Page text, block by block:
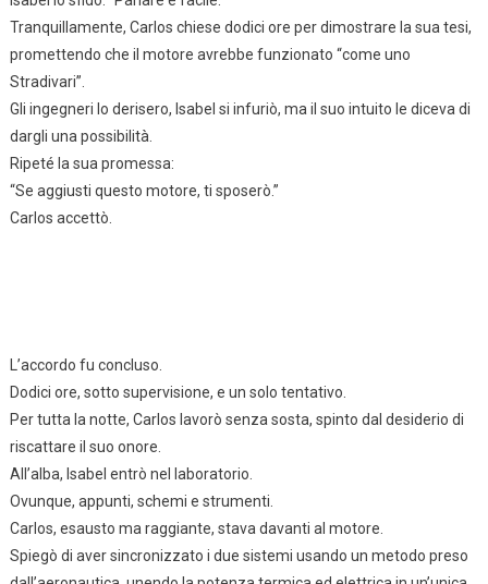
Tranquillamente, Carlos chiese dodici ore per dimostrare la sua tesi,
promettendo che il motore avrebbe funzionato “come uno
Stradivari”.
Gli ingegneri lo derisero, Isabel si infuriò, ma il suo intuito le diceva di
dargli una possibilità.
Ripeté la sua promessa:
“Se aggiusti questo motore, ti sposerò.”
Carlos accettò.
L’accordo fu concluso.
Dodici ore, sotto supervisione, e un solo tentativo.
Per tutta la notte, Carlos lavorò senza sosta, spinto dal desiderio di
riscattare il suo onore.
All’alba, Isabel entrò nel laboratorio.
Ovunque, appunti, schemi e strumenti.
Carlos, esausto ma raggiante, stava davanti al motore.
Spiegò di aver sincronizzato i due sistemi usando un metodo preso